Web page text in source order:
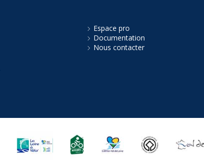
Espace pro
Documentation
Nous contacter